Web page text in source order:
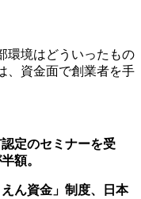
環境はどういったもの
、資金面で創業者を手
定のセミナーを受
額。
ん資金」制度、日本